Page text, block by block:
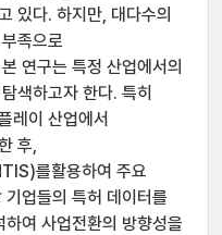
있다. 하지만, 대다수의
족으로
연구는 특정 산업에서의
색하고자 한다. 특히
레이 산업에서
후,
를활용하여 주요
업들의 특허 데이터를
여 사업전환의 방향성을